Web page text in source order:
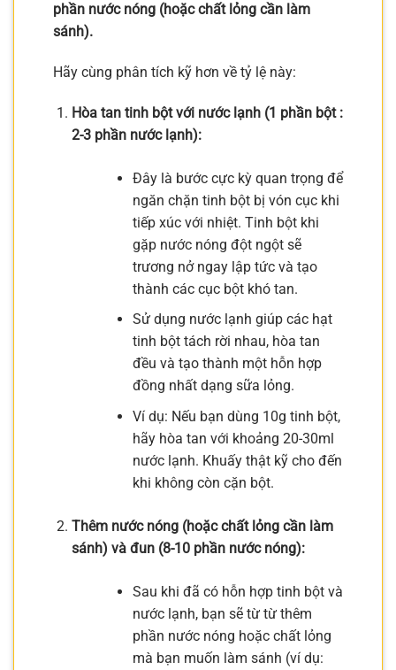
phần nước nóng (hoặc chất lỏng cần làm
sánh).
Hãy cùng phân tích kỹ hơn về tỷ lệ này:
Hòa tan tinh bột với nước lạnh (1 phần bột :
2-3 phần nước lạnh):
Đây là bước cực kỳ quan trọng để
ngăn chặn tinh bột bị vón cục khi
tiếp xúc với nhiệt. Tinh bột khi
gặp nước nóng đột ngột sẽ
trương nở ngay lập tức và tạo
thành các cục bột khó tan.
Sử dụng nước lạnh giúp các hạt
tinh bột tách rời nhau, hòa tan
đều và tạo thành một hỗn hợp
đồng nhất dạng sữa lỏng.
Ví dụ: Nếu bạn dùng 10g tinh bột,
hãy hòa tan với khoảng 20-30ml
nước lạnh. Khuấy thật kỹ cho đến
khi không còn cặn bột.
Thêm nước nóng (hoặc chất lỏng cần làm
sánh) và đun (8-10 phần nước nóng):
Sau khi đã có hỗn hợp tinh bột và
nước lạnh, bạn sẽ từ từ thêm
phần nước nóng hoặc chất lỏng
mà bạn muốn làm sánh (ví dụ: